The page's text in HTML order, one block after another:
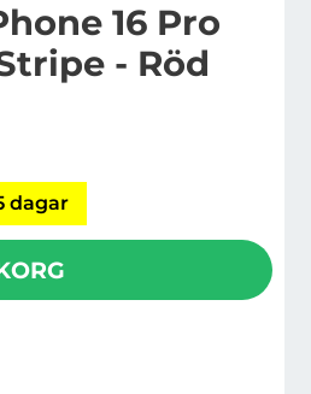
16 Pro
- Röd
dagar